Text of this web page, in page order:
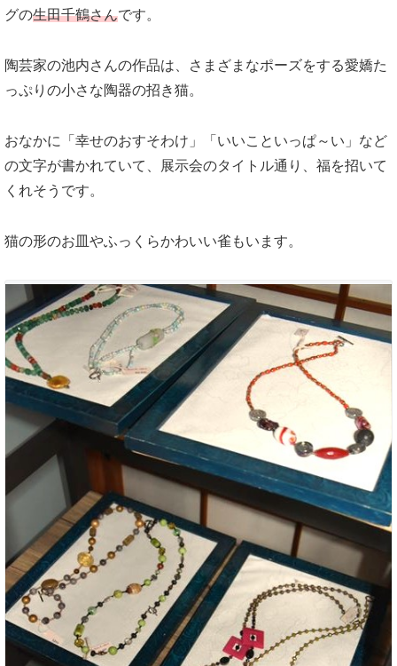
グの生田千鶴さんです。
陶芸家の池内さんの作品は、さまざまなポーズをする愛嬌た
っぷりの小さな陶器の招き猫。
おなかに「幸せのおすそわけ」「いいこといっぱ～い」など
の文字が書かれていて、展示会のタイトル通り、福を招いて
くれそうです。
猫の形のお皿やふっくらかわいい雀もいます。